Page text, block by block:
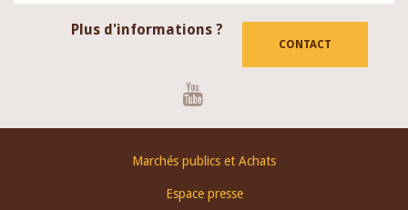
Plus d'informations ?
CONTACT
Marchés publics et Achats
Espace presse